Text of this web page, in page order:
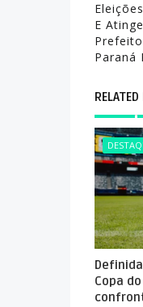
E
Paraná
Copa